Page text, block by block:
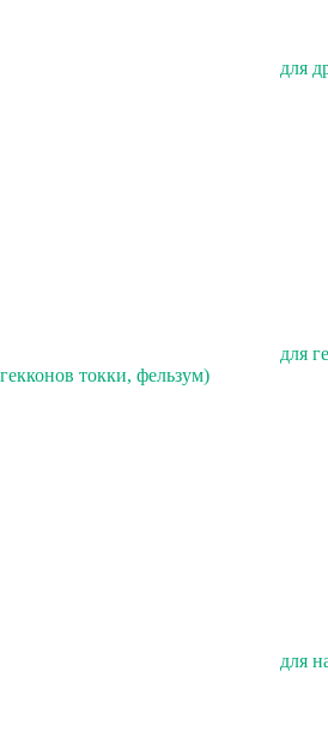
для
для
гекконов токки, фельзум)
для